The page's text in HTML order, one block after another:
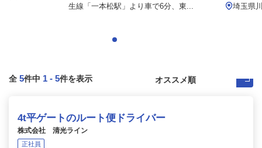
生線「一本松駅」より車で6分、東...
埼玉県
全 5件中 1 - 5件を表示
4t平ゲートのルート便ドライバー
株式会社 清光ライン
正社員